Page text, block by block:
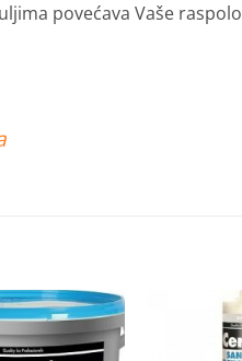
povećava Vaše
Dodaj